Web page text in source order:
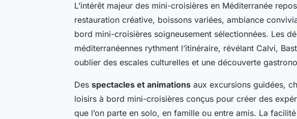
L’intérêt majeur des mini-croisières en Méditerranée
restauration créative, boissons variées, ambiance
bord mini-croisières soigneusement sélectionnées. Les
méditerranéennes rythment l’itinéraire, révélant Calvi,
oublier des escales culturelles et une découverte
Des spectacles et animations aux excursions guidées,
loisirs à bord mini-croisières conçus pour créer des
que l’on parte en solo, en famille ou entre amis. La